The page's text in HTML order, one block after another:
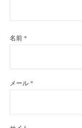
名前 *
メール *